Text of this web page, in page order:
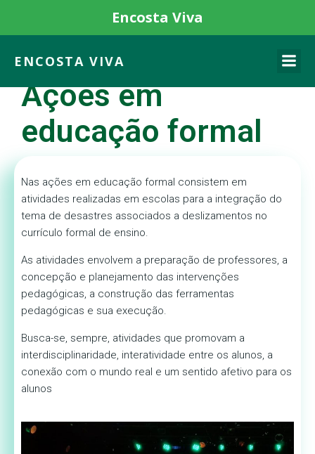
ENCOSTA VIVA
Ações em
educação formal
Nas ações em educação formal consistem em
atividades realizadas em escolas para a integração do
tema de desastres associados a deslizamentos no
currículo formal de ensino.
As atividades envolvem a preparação de professores, a
concepção e planejamento das intervenções
pedagógicas, a construção das ferramentas
pedagógicas e sua execução.
Busca-se, sempre, atividades que promovam a
interdisciplinaridade, interatividade entre os alunos, a
conexão com o mundo real e um sentido afetivo para os
alunos
Encosta Viva